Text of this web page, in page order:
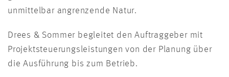
unmittelbar angrenzende Natur.
Drees & Sommer begleitet den Auftraggeber mit
Projektsteuerungsleistungen von der Planung über
die Ausführung bis zum Betrieb.